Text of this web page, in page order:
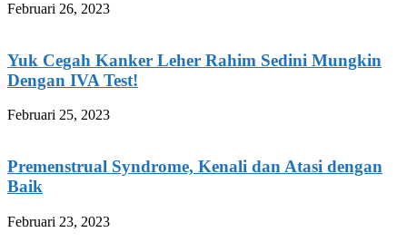
Februari 26, 2023
Yuk Cegah Kanker Leher Rahim Sedini Mungkin
Dengan IVA Test!
Februari 25, 2023
Premenstrual Syndrome, Kenali dan Atasi dengan
Baik
Februari 23, 2023